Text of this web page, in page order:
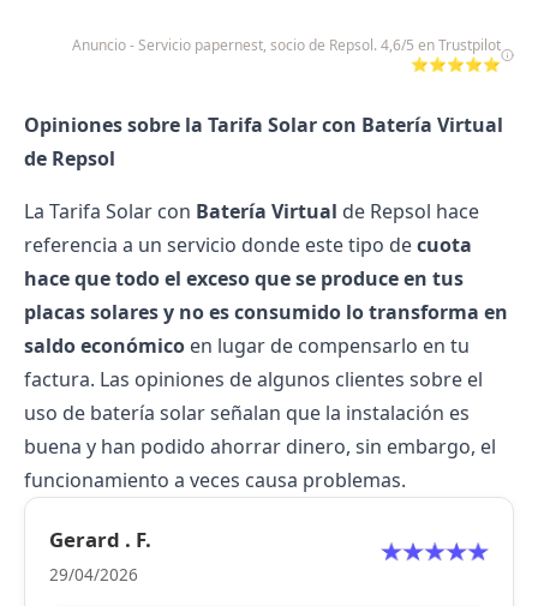
Anuncio - Servicio papernest, socio de Repsol. 4,6/5 en Trustpilot
⭐⭐⭐⭐⭐
Opiniones sobre la Tarifa Solar con Batería Virtual
de Repsol
La Tarifa Solar con Batería Virtual de Repsol hace
referencia a un servicio donde este tipo decuota
hace que todo el exceso que se produce en tus
placas solares y no es consumido lo transforma en
saldo económico en lugar de compensarlo en tu
factura. Las opiniones de algunos clientes sobre el
uso de batería solar señalan que la instalación es
buena y han podido ahorrar dinero, sin embargo, el
funcionamiento a veces causa problemas.
Gerard . F.
29/04/2026